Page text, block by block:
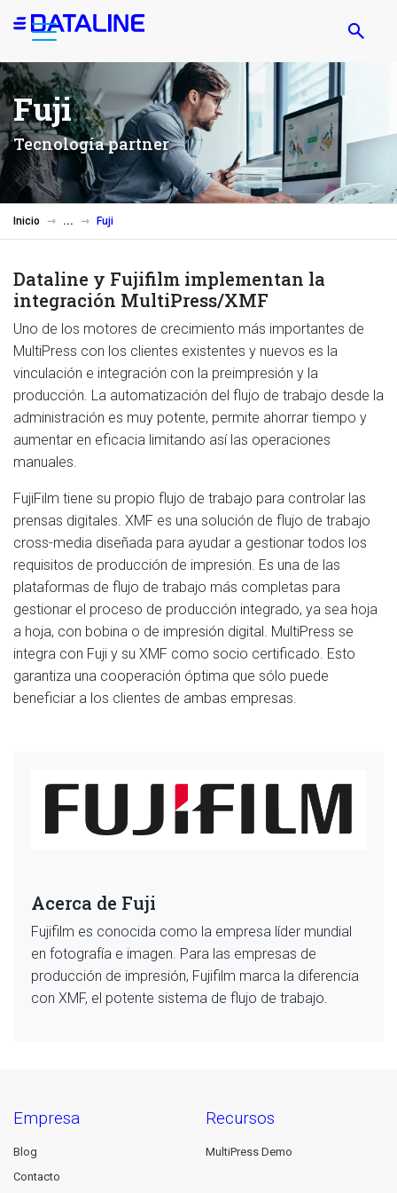
Pasar
principal
Fuji
Tecnología partner
Inicio Fuji
Dataline y Fujifilm implementan la
integración MultiPress/XMF
Uno de los motores de crecimiento más importantes de
MultiPress con los clientes existentes y nuevos es la
vinculación e integración con la preimpresión y la
producción. La automatización del flujo de trabajo desde la
administración es muy potente, permite ahorrar tiempo y
aumentar en eficacia limitando así las operaciones
manuales.
FujiFilm tiene su propio flujo de trabajo para controlar las
prensas digitales. XMF es una solución de flujo de trabajo
cross-media diseñada para ayudar a gestionar todos los
requisitos de producción de impresión. Es una de las
plataformas de flujo de trabajo más completas para
gestionar el proceso de producción integrado, ya sea hoja
a hoja, con bobina o de impresión digital. MultiPress se
integra con Fuji y su XMF como socio certificado. Esto
garantiza una cooperación óptima que sólo puede
beneficiar a los clientes de ambas empresas.
Acerca de Fuji
Fujifilm es conocida como la empresa líder mundial
en fotografía e imagen. Para las empresas de
producción de impresión, Fujifilm marca la diferencia
con XMF, el potente sistema de flujo de trabajo.
empresa
Blog
Contacto
recursos
MultiPress Demo